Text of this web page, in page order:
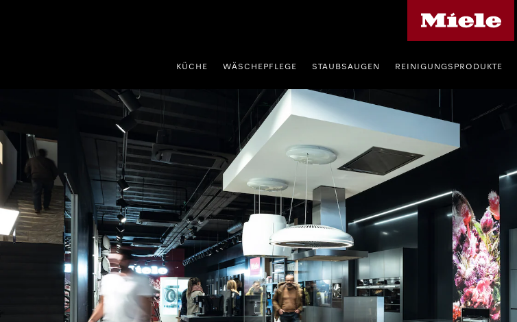
KÜCHE WÄSCHEPFLEGE STAUBSAUGEN REINIGUNGSPRODUKTE